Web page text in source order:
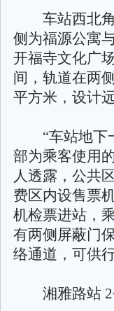
车站西北角
侧为福源公寓
开福寺文化广
间，轨道在两
平方米，设计
“车站地下一
部为乘客使用
人透露，公共
费区内设售票
机检票进站，
有两侧屏蔽门
络通道，可供
湘雅路站 2